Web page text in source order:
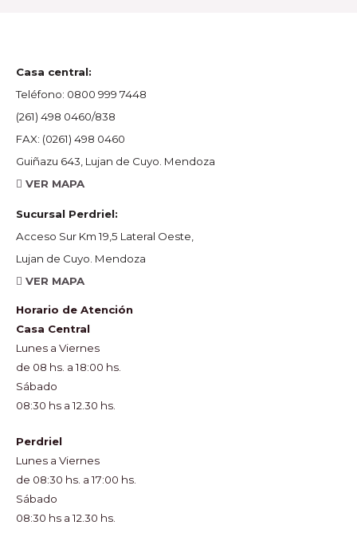
Casa central:
Teléfono: 0800 999 7448
(261) 498 0460/838
FAX: (0261) 498 0460
Guiñazu 643, Lujan de Cuyo. Mendoza
VER MAPA
Sucursal Perdriel:
Acceso Sur Km 19,5 Lateral Oeste,
Lujan de Cuyo. Mendoza
VER MAPA
Horario de Atención
Casa Central
Lunes a Viernes
de 08 hs. a 18:00 hs.
Sábado
08:30 hs a 12.30 hs.
Perdriel
Lunes a Viernes
de 08:30 hs. a 17:00 hs.
Sábado
08:30 hs a 12.30 hs.